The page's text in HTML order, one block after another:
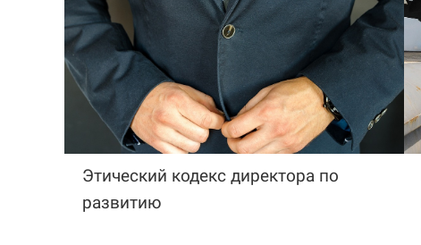
Этический кодекс директора по
развитию